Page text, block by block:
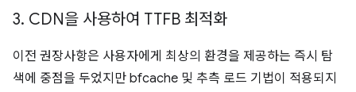
3. CDN을 사용하여 TTFB 최적화
이전 권장사항은 사용자에게 최상의 환경을 제공하는 즉시 탐
색에 중점을 두었지만 bfcache 및 추측 로드 기법이 적용되지